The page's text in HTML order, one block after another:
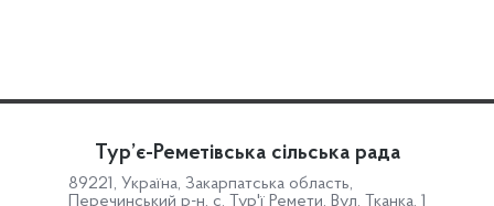
Тур’є-Реметівська сільська рада
89221, Україна, Закарпатська область,
Перечинський р-н, с. Тур'ї Ремети, Вул. Тканка, 1